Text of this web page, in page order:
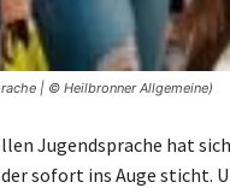
| © Heilbronner Allgemeine)
Jugendsprache hat
sofort ins Auge sticht.